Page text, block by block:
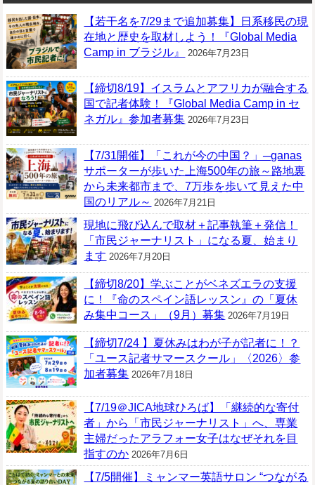
【若干名を7/29まで追加募集】日系移民の現
在地と歴史を取材しよう！『Global Media
Camp in ブラジル』
2026年7月23日
【締切8/19】イスラムとアフリカが融合する
国で記者体験！『Global Media Camp in セ
ネガル』参加者募集 2026年7月23日
【7/31開催】「これが今の中国？」─ganas
サポーターが歩いた上海500年の旅～路地裏
から未来都市まで、7万歩を歩いて見えた中
国のリアル～ 2026年7月21日
現地に飛び込んで取材＋記事執筆＋発信！
「市民ジャーナリスト」になる夏、始まり
ます 2026年7月20日
【締切8/20】学ぶことがベネズエラの支援
に！『命のスペイン語レッスン』の「夏休
み集中コース」（9月）募集 2026年7月19日
【締切7/24 】夏休みはわが子が記者に！？
「ユース記者サマースクール」〈2026〉参
加者募集 2026年7月18日
【7/19＠JICA地球ひろば】「継続的な寄付
者」から「市民ジャーナリスト」へ、専業
主婦だったアラフォー女子はなぜそれを目
指すのか 2026年7月6日
【7/5開催】ミャンマー英語サロン “つながる